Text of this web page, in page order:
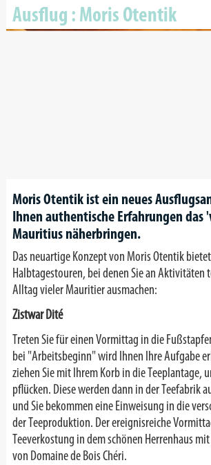
Ausflug : Moris Otentik
Moris Otentik ist ein neues
Ihnen authentische Erfahrungen das
Mauritius näherbringen.
Das neuartige Konzept von Moris Otentik
Halbtagestouren, bei denen Sie an Aktivitäten
Alltag vieler Mauritier ausmachen:
Zistwar Dité
Treten Sie für einen Vormittag in die
bei "Arbeitsbeginn" wird Ihnen Ihre Aufgabe
ziehen Sie mit Ihrem Korb in die Teeplantage,
pflücken. Diese werden dann in der Teefabrik
und Sie bekommen eine Einweisung in die
der Teeproduktion. Der ereignisreiche
Teeverkostung in dem schönen Herrenhaus
von Domaine de Bois Chéri.